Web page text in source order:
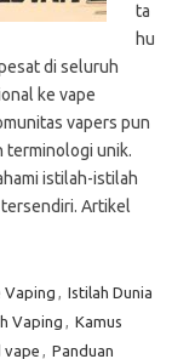
ta
hu
di seluruh
ke vape
vapers pun
terminologi unik.
istilah-istilah
Artikel
Vaping , Istilah Dunia
Vaping , Kamus
vape , Panduan